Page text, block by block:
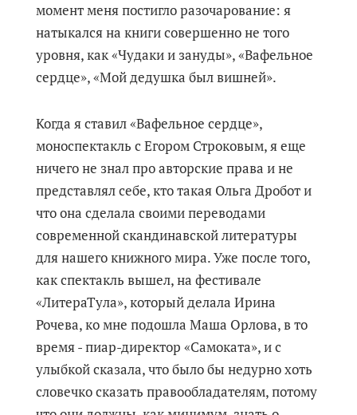
момент меня постигло разочарование: я
натыкался на книги совершенно не того
уровня, как «Чудаки и зануды», «Вафельное
сердце», «Мой дедушка был вишней».
Когда я ставил «Вафельное сердце»,
моноспектакль с Егором Строковым, я еще
ничего не знал про авторские права и не
представлял себе, кто такая Ольга Дробот и
что она сделала своими переводами
современной скандинавской литературы
для нашего книжного мира. Уже после того,
как спектакль вышел, на фестивале
«ЛитераТула», который делала Ирина
Рочева, ко мне подошла Маша Орлова, в то
время - пиар-директор «Самоката», и с
улыбкой сказала, что было бы недурно хоть
словечко сказать правообладателям, потому